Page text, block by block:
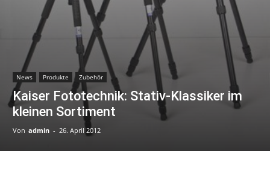
News Produkte Zubehör
Kaiser Fototechnik: Stativ-Klassiker im
kleinen Sortiment
Von admin - 26. April 2012